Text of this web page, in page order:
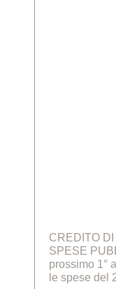
CREDITO
SPESE
prossimo 1°
le spese del